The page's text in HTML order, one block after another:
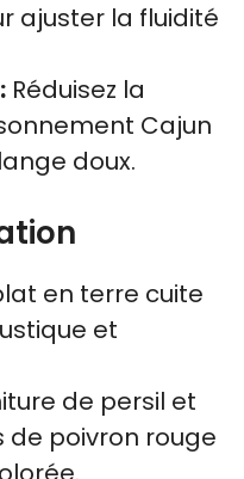
ajuster la fluidité
Réduisez la
Cajun
doux.
en terre cuite
et
de persil et
de poivron rouge